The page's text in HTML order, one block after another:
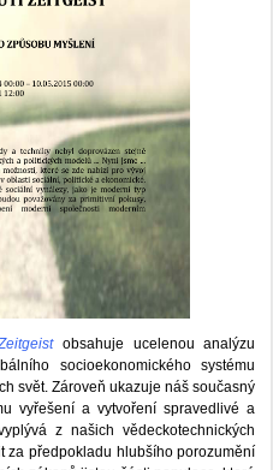
obsahuje ucelenou analýzu
socioekonomického systému
svět. Zároveň ukazuje náš současný
vyřešení a vytvoření spravedlivé a
z našich vědeckotechnických
za předpokladu hlubšího porozumění